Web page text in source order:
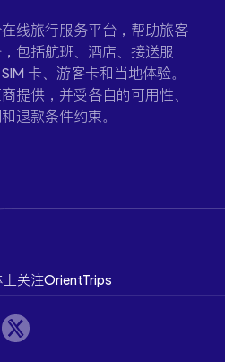
线旅行服务平台，帮助旅客
包括航班、酒店、接送服
卡、游客卡和当地体验。
提供，并受各自的可用性、
退款条件约束。
关注OrientTrips